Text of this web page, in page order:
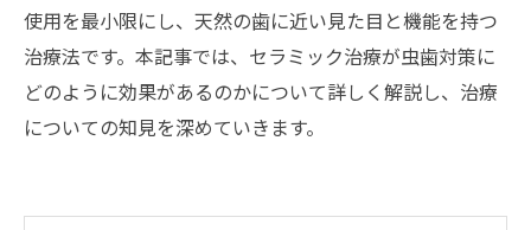
使用を最小限にし、天然の歯に近い見た目と機能を持つ
治療法です。本記事では、セラミック治療が虫歯対策に
どのように効果があるのかについて詳しく解説し、治療
についての知見を深めていきます。